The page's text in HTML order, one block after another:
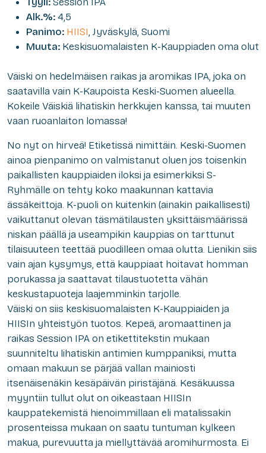
Alk.%:4,5
Panimo: HIISI, Jyväskylä, Suomi
Muuta: Keskisuomalaisten K-Kauppiaden oma olut
Väiski on hedelmäisen raikas ja aromikas IPA, joka on
saatavilla vain K-Kaupoista Keski-Suomen alueella.
Kokeile Väiskiä lihatiskin herkkujen kanssa, tai muuten
vaan ruoanlaiton lomassa!
No nyt on hirveä! Etiketissä nimittäin. Keski-Suomen
ainoa pienpanimo on valmistanut oluen jos toisenkin
paikallisten kauppiaiden iloksi ja esimerkiksi S-
Ryhmälle on tehty koko maakunnan kattavia
ässäkeittoja. K-puoli on kuitenkin (ainakin paikallisesti)
vaikuttanut olevan täsmätilausten yksittäismäärissä
niskan päällä ja useampikin kauppias on tarttunut
tilaisuuteen teettää puodilleen omaa olutta. Lienikin siis
vain ajan kysymys, että kauppiaat hoitavat homman
porukassa ja saattavat tilaustuotetta vähän
keskustapuoteja laajemminkin tarjolle.
Väiski on siis keskisuomalaisten K-Kauppiaiden ja
HIISIn yhteistyön tuotos. Kepeä, aromaattinen ja
raikas Session IPA on etikettitekstin mukaan
suunniteltu lihatiskin antimien kumppaniksi, mutta
omaan makuun se pärjää vallan mainiosti
itsenäisenäkin kesäpäivän piristäjänä. Kesäkuussa
myyntiin tullut olut on oikeastaan HIISIn
kauppatekemistä hienoimmillaan eli matalissakin
prosenteissa mukaan on saatu tuntuman kylkeen
makua, purevuutta ja miellyttävää aromihurmosta. Ei